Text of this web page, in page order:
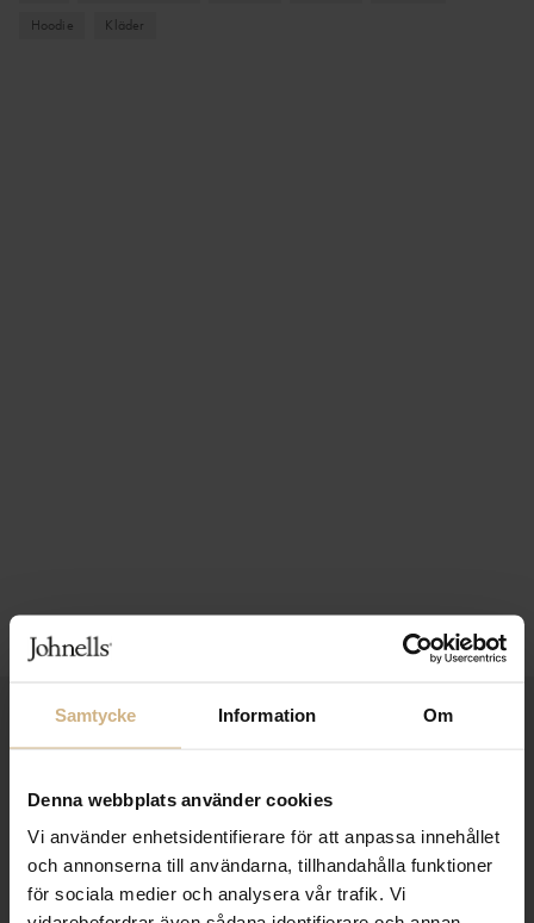
Samtycke Information Om
Denna webbplats använder cookies
Vi använder enhetsidentifierare för att anpassa innehållet
och annonserna till användarna, tillhandahålla funktioner
för sociala medier och analysera vår trafik. Vi
Hoodie
Kläder
1-3 VARDAGARS LEVERANS